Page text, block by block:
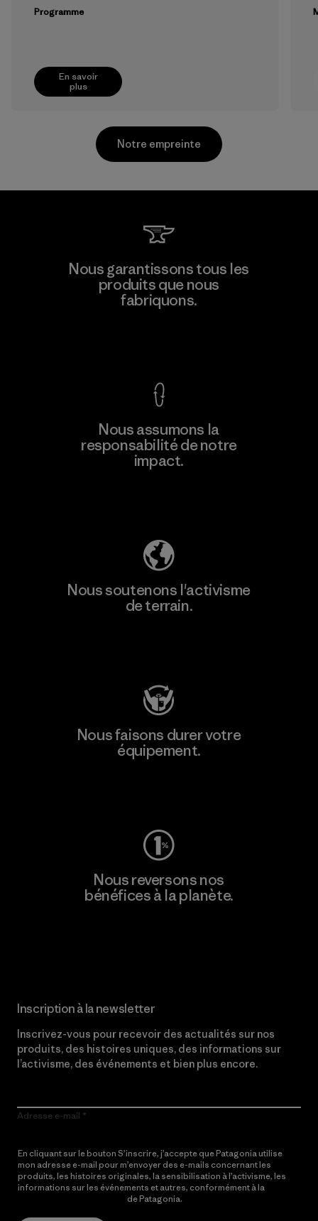
En savoir
plus
Programme
plus
Supertex S.A.
Notre empreinte
Nous garantissons tous les
produits que nous
fabriquons.
Nous assumons la
responsabilité de notre
impact.
Nous soutenons l'activisme
de terrain.
Nous faisons durer votre
équipement.
Nous reversons nos
bénéfices à la planète.
Inscription à la newsletter
Inscrivez-vous pour recevoir des actualités sur nos
produits, des histoires uniques, des informations sur
l’activisme, des événements et bien plus encore.
Adresse e-mail
En cliquant sur le bouton S’inscrire, j’accepte que Patagonia utilise
mon adresse e-mail pour m’envoyer des e-mails concernant les
produits, les histoires originales, la sensibilisation à l’activisme, les
informations sur les événements et autres, conformément à la
de Patagonia.